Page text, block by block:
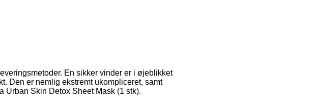
En sikker vinder er i øjeblikket
Den er nemlig ekstremt ukompliceret, samt
Urban Skin Detox Sheet Mask (1 stk).